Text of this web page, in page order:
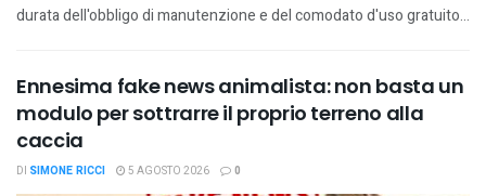
durata dell'obbligo di manutenzione e del comodato d'uso gratuito...
Ennesima fake news animalista: non basta un
modulo per sottrarre il proprio terreno alla
caccia
DI SIMONE RICCI 5 AGOSTO 2026 0